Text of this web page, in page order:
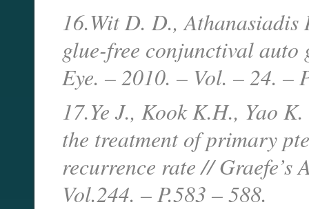
16.Wit D. D., Athanasiadis
glue-free conjunctival auto
Eye. – 2010. – Vol. – 24. –
17.Ye J., Kook K.H., Yao
the treatment of primary
recurrence rate //
Vol.244. – P.583 – 588.